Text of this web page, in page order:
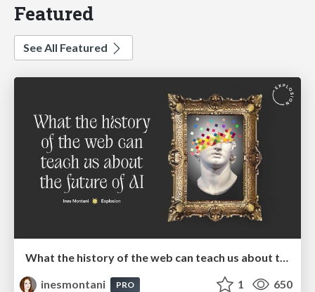
Featured
See All Featured
inesmontani
PRO 1 650